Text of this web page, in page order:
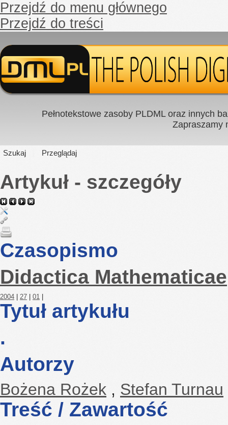
Przejdź do menu głównego
Przejdź do treści
Pełnotekstowe zasoby PLDML oraz innych
Zapraszamy
Szukaj Przeglądaj
Artykuł - szczegóły
Czasopismo
Didactica Mathematicae
2004 27 01
Tytuł artykułu
.
Autorzy
Bożena Rożek , Stefan Turnau
Treść / Zawartość